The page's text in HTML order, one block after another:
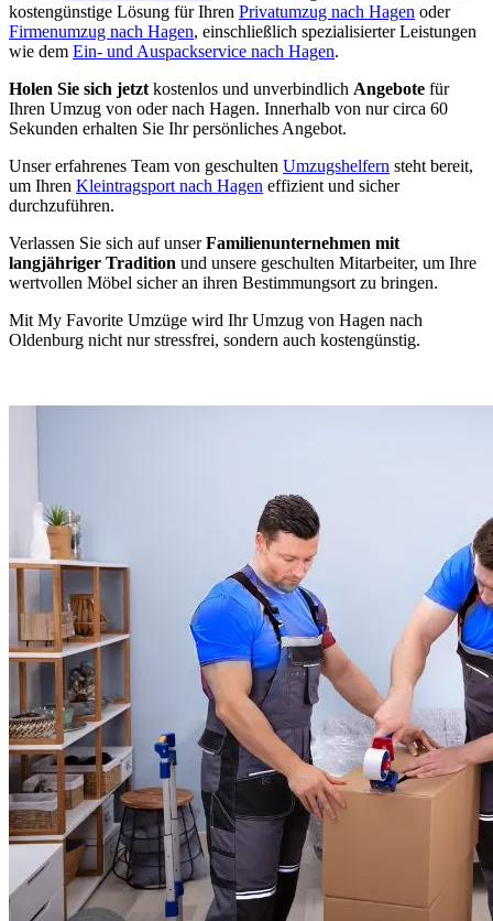
kostengünstige Lösung für Ihren Privatumzug nach Hagen oder
Firmenumzug nach Hagen, einschließlich spezialisierter Leistungen
wie dem Ein- und Auspackservice nach Hagen.
Holen Sie sich jetzt kostenlos und unverbindlich Angebote für
Ihren Umzug von oder nach Hagen. Innerhalb von nur circa 60
Sekunden erhalten Sie Ihr persönliches Angebot.
Unser erfahrenes Team von geschulten Umzugshelfern steht bereit,
um Ihren Kleintragsport nach Hagen effizient und sicher
durchzuführen.
Verlassen Sie sich auf unserFamilienunternehmen mit
langjähriger Tradition und unsere geschulten Mitarbeiter, um Ihre
wertvollen Möbel sicher an ihren Bestimmungsort zu bringen.
Mit My Favorite Umzüge wird Ihr Umzug von Hagen nach
Oldenburg nicht nur stressfrei, sondern auch kostengünstig.